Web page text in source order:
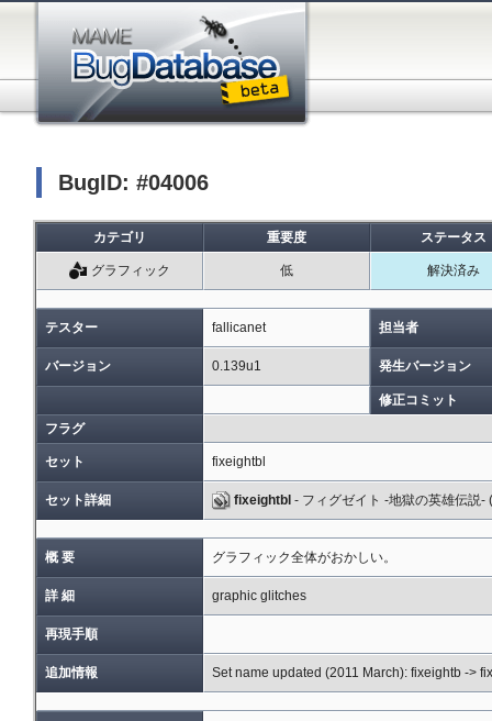
BugID: #04006
カテゴリ 重要度 ステータス
グラフィック 低 解決済み
テスター fallicanet 担当者
バージョン 0.139u1 発生バージョン
修正コミット
フラグ
セット fixeightbl
セット詳細 fixeightbl - フィグゼイト -地獄の英雄伝説-
概 要 グラフィック全体がおかしい。
詳 細 graphic glitches
再現手順
追加情報 Set name updated (2011 March): fixeightb ->